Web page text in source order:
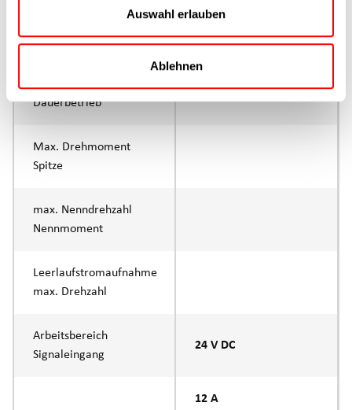
Auswahl erlauben
Ablehnen
Parametrierung
Dauerbetrieb
Max. Drehmoment
Spitze
max. Nenndrehzahl
Nennmoment
Leerlaufstromaufnahme
max. Drehzahl
Arbeitsbereich
Signaleingang
24 V DC
12 A